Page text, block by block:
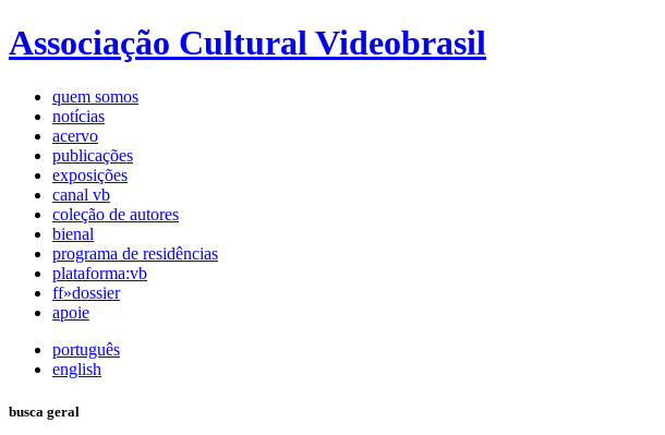
Associação Cultural Videobrasil
quem somos
notícias
acervo
publicações
exposições
canal vb
coleção de autores
bienal
programa de residências
plataforma:vb
ff»dossier
apoie
português
english
busca geral